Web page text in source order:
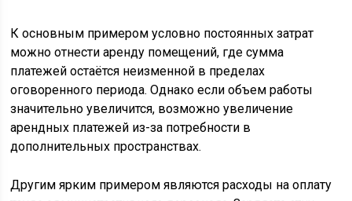
К основным примером условно постоянных затрат
можно отнести аренду помещений, где сумма
платежей остаётся неизменной в пределах
оговоренного периода. Однако если объем работы
значительно увеличится, возможно увеличение
арендных платежей из-за потребности в
дополнительных пространствах.
Другим ярким примером являются расходы на оплату